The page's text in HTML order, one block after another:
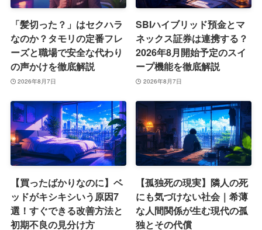
「髪切った？」はセクハラ
なのか？タモリの定番フレ
ーズと職場で安全な代わり
の声かけを徹底解説
2026年8月7日
SBIハイブリッド預金とマ
ネックス証券は連携する？
2026年8月開始予定のスイ
ープ機能を徹底解説
2026年8月7日
【買ったばかりなのに】ベ
ッドがキシキシいう原因7
選！すぐできる改善方法と
初期不良の見分け方
【孤独死の現実】隣人の死
にも気づけない社会｜希薄
な人間関係が生む現代の孤
独とその代償